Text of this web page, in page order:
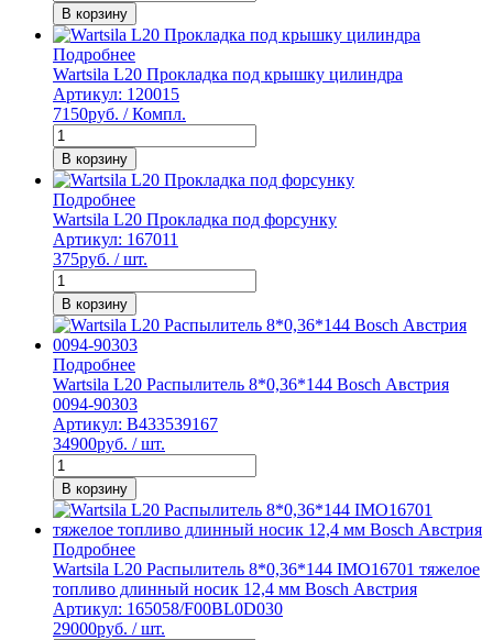
В корзину
Подробнее
Wartsila L20 Прокладка под крышку цилиндра
Артикул: 120015
7150руб. / Компл.
В корзину
Подробнее
Wartsila L20 Прокладка под форсунку
Артикул: 167011
375руб. / шт.
В корзину
Подробнее
Wartsila L20 Распылитель 8*0,36*144 Bosch Австрия
0094-90303
Артикул: B433539167
34900руб. / шт.
В корзину
Подробнее
Wartsila L20 Распылитель 8*0,36*144 IMO16701 тяжелое
топливо длинный носик 12,4 мм Bosch Австрия
Артикул: 165058/F00BL0D030
29000руб. / шт.